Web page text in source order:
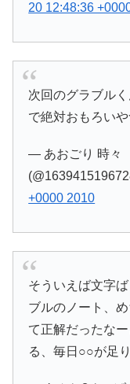
20 12:48:36
次回のグラブル
で絶対おもろいや
— あおごり 時々
+0000 2010
そういえば文字
ブルのノート、
て正解だったな
る、毎日○○が足